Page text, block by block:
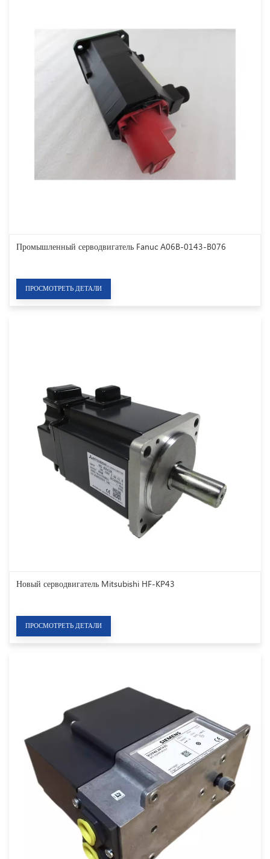
Промышленный серводвигатель Fanuc A06B-0143-B076
ПРОСМОТРЕТЬ ДЕТАЛИ
Новый серводвигатель Mitsubishi HF-KP43
ПРОСМОТРЕТЬ ДЕТАЛИ